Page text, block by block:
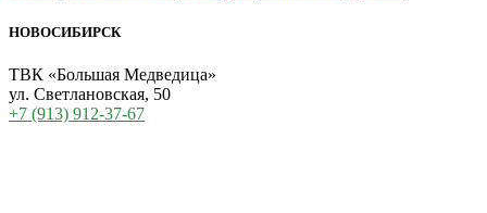
НОВОСИБИРСК
ТВК «Большая Медведица»
ул. Светлановская, 50
+7 (913) 912-37-67